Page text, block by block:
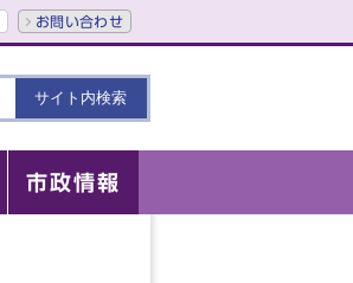
お問い合わせ
市政情報